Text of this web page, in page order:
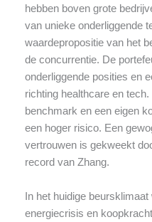
hebben boven grote
van unieke onderliggende
waardepropositie van het
de concurrentie. De
onderliggende posities en
richting healthcare en
benchmark en een eigen
een hoger risico. Een
vertrouwen is gekweekt
record van Zhang.
In het huidige
energiecrisis en